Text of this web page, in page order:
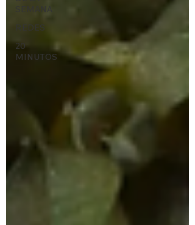
SEMANA
REDES
20
MINUTOS